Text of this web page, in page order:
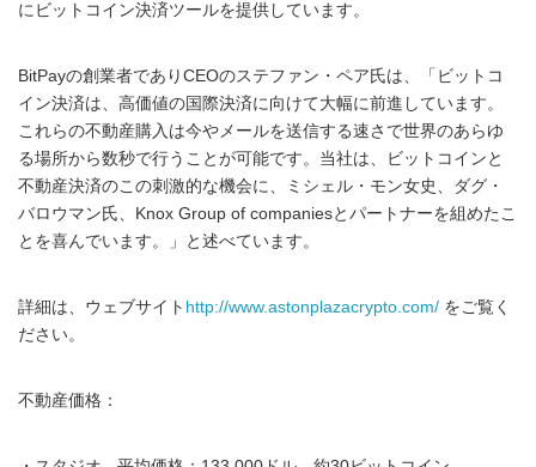
にビットコイン決済ツールを提供しています。
BitPayの創業者でありCEOのステファン・ペア氏は、「ビットコ
イン決済は、高価値の国際決済に向けて大幅に前進しています。
これらの不動産購入は今やメールを送信する速さで世界のあらゆ
る場所から数秒で行うことが可能です。当社は、ビットコインと
不動産決済のこの刺激的な機会に、ミシェル・モン女史、ダグ・
バロウマン氏、Knox Group of companiesとパートナーを組めたこ
とを喜んでいます。」と述べています。
詳細は、ウェブサイト http://www.astonplazacrypto.com/ をご覧く
ださい。
不動産価格：